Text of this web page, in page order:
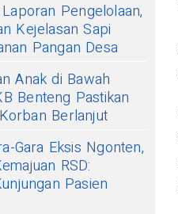
Pengelolaan,
Kejelasan Sapi
Pangan Desa
Anak di Bawah
Benteng Pastikan
Berlanjut
Gara Eksis Ngonten,
RSD:
Pasien